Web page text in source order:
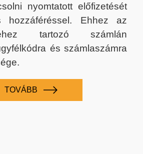
nyomtatott előfizetését
hozzáféréssel. Ehhez az
tartozó számlán
és számlaszámra
TOVÁBB